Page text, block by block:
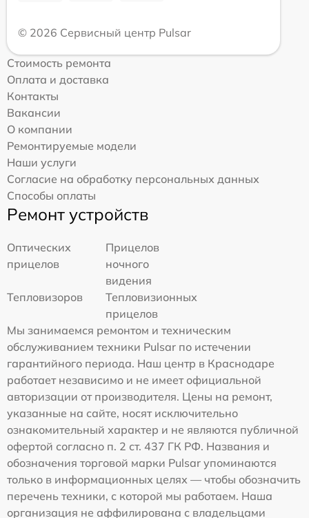
© 2026 Сервисный центр Pulsar
Стоимость ремонта
Оплата и доставка
Контакты
Вакансии
О компании
Ремонтируемые модели
Наши услуги
Согласие на обработку персональных данных
Способы оплаты
Ремонт устройств
Оптических
прицелов
Прицелов
ночного
видения
Тепловизоров
Тепловизионных
прицелов
Мы занимаемся ремонтом и техническим
обслуживанием техники Pulsar по истечении
гарантийного периода. Наш центр в Краснодаре
работает независимо и не имеет официальной
авторизации от производителя. Цены на ремонт,
указанные на сайте, носят исключительно
ознакомительный характер и не являются публичной
офертой согласно п. 2 ст. 437 ГК РФ. Названия и
обозначения торговой марки Pulsar упоминаются
только в информационных целях — чтобы обозначить
перечень техники, с которой мы работаем. Наша
организация не аффилирована с владельцами